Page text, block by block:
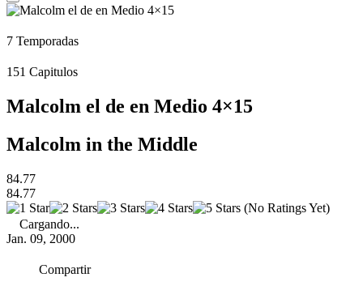
7 Temporadas
151 Capitulos
Malcolm el de en Medio 4×15
Malcolm in the Middle
84.77
84.77
(No Ratings Yet)
Cargando...
Jan. 09, 2000
Compartir